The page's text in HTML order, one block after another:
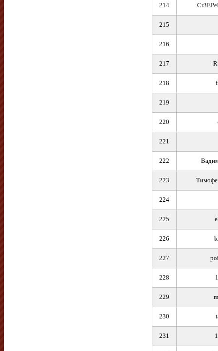
214
215
216
217
218
219
220
221
222
223
224
225
226
227
228
229
230
231